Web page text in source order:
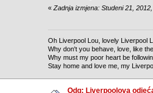
« Zadnja izmjena: Studeni 21,
Oh Liverpool Lou, lovely Liverpool
Why don't you behave, love, like
Why must my poor heart be
Stay home and love me, my
Odg: Liverpoolova